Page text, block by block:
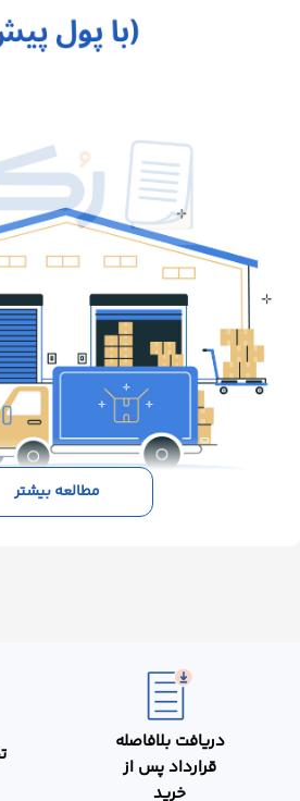
این نمونه قرارداد
مرور نکاتی خواهیم پرداخت که نقش
مطالعه بیشتر
دریافت بلافاصله
قرارداد پس از
خرید